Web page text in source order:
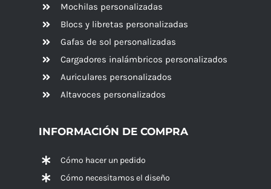
Mochilas personalizadas
Blocs y libretas personalizadas
Gafas de sol personalizadas
Cargadores inalámbricos personalizados
Auriculares personalizados
Altavoces personalizados
INFORMACIÓN DE COMPRA
Cómo hacer un pedido
Cómo necesitamos el diseño